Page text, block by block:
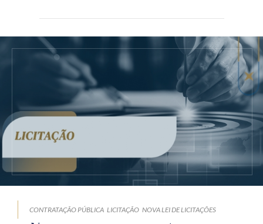
CONTRATAÇÃO PÚBLICA LICITAÇÃO NOVA LEI DE LICITAÇÕES